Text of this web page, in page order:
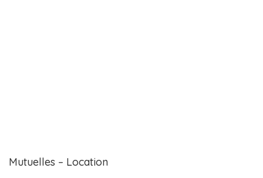
Mutuelles – Location